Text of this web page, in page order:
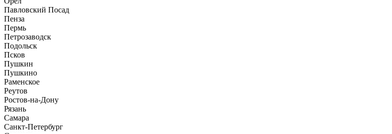
Павловский Посад
Пенза
Пермь
Петрозаводск
Подольск
Псков
Пушкин
Пушкино
Раменское
Реутов
Ростов-на-Дону
Рязань
Самара
Санкт-Петербург